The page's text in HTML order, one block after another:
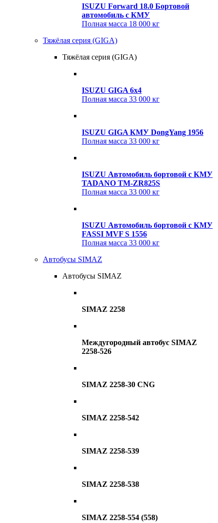
ISUZU Forward 18.0 Бортовой
автомобиль с КМУ
Полная масса 18 000 кг
Тяжёлая серия (GIGA)
Тяжёлая серия (GIGA)
ISUZU GIGA 6x4
Полная масса 33 000 кг
ISUZU GIGA КМУ DongYang 1956
Полная масса 33 000 кг
ISUZU Автомобиль бортовой с КМУ
TADANO TM-ZR825S
Полная масса 33 000 кг
ISUZU Автомобиль бортовой с КМУ
FASSI MVF S 1556
Полная масса 33 000 кг
Автобусы SIMAZ
Автобусы SIMAZ
SIMAZ 2258
Междугородный автобус SIMAZ
2258-526
SIMAZ 2258-30 CNG
SIMAZ 2258-542
SIMAZ 2258-539
SIMAZ 2258-538
SIMAZ 2258-554 (558)